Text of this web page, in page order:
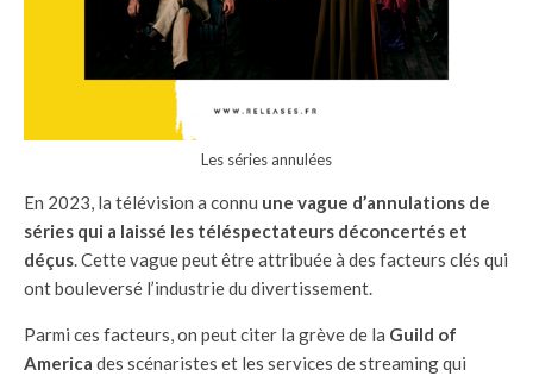
Les séries annulées
En 2023, la télévision a connu une vague d’annulations de
séries qui a laissé les téléspectateurs déconcertés et
déçus. Cette vague peut être attribuée à des facteurs clés qui
ont bouleversé l’industrie du divertissement.
Parmi ces facteurs, on peut citer la grève de la Guild of
America des scénaristes et les services de streaming qui